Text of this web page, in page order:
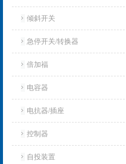
倾斜开关
急停开关/转换器
倍加福
电容器
电抗器/插座
控制器
自投装置